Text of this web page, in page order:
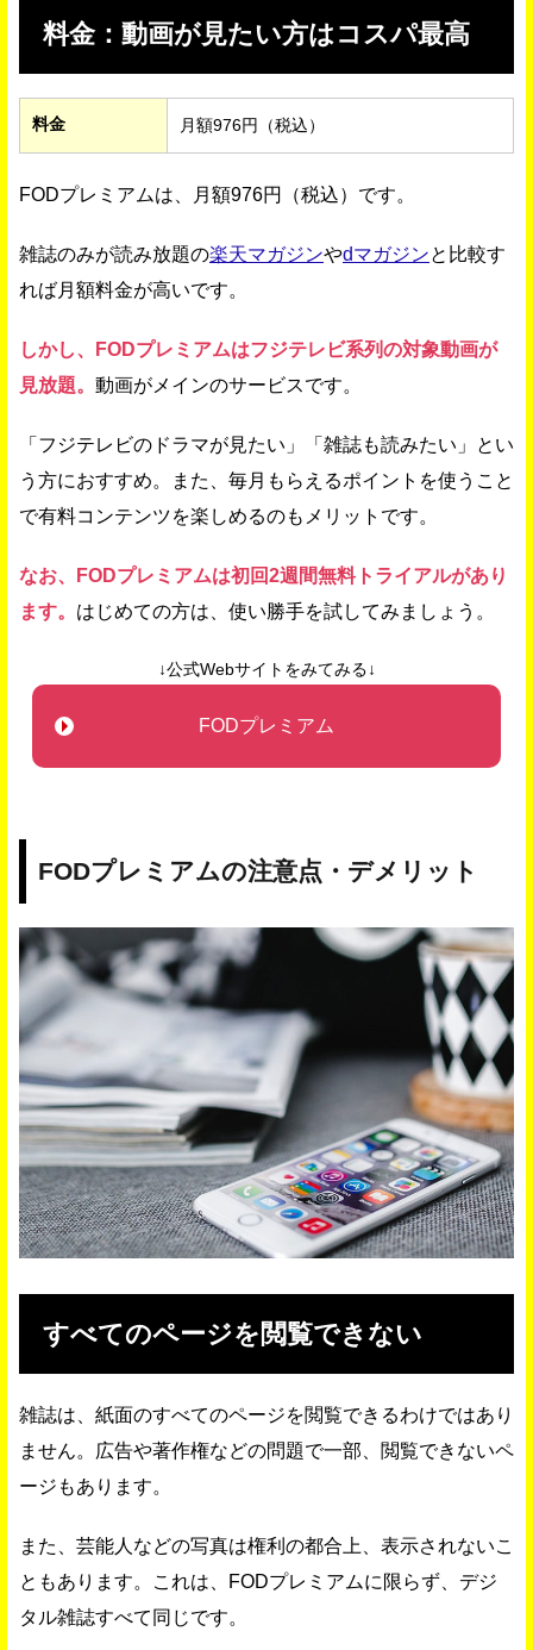
料金：動画が見たい方はコスパ最高
料金 月額976円（税込）
FODプレミアムは、月額976円（税込）です。
雑誌のみが読み放題の楽天マガジンやdマガジンと比較す
れば月額料金が高いです。
しかし、FODプレミアムはフジテレビ系列の対象動画が
見放題。 動画がメインのサービスです。
「フジテレビのドラマが見たい」「雑誌も読みたい」とい
う方におすすめ。また、毎月もらえるポイントを使うこと
で有料コンテンツを楽しめるのもメリットです。
なお、FODプレミアムは初回2週間無料トライアルがあり
ます。 はじめての方は、使い勝手を試してみましょう。
↓公式Webサイトをみてみる↓
FODプレミアム
FODプレミアムの注意点・デメリット
すべてのページを閲覧できない
雑誌は、紙面のすべてのページを閲覧できるわけではあり
ません。広告や著作権などの問題で一部、閲覧できないペ
ージもあります。
また、芸能人などの写真は権利の都合上、表示されないこ
ともあります。これは、FODプレミアムに限らず、デジ
タル雑誌すべて同じです。